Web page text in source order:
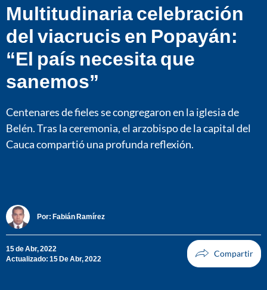
Multitudinaria celebración
del viacrucis en Popayán:
“El país necesita que
sanemos”
Centenares de fieles se congregaron en la iglesia de
Belén. Tras la ceremonia, el arzobispo de la capital del
Cauca compartió una profunda reflexión.
Por: Fabián Ramírez
15 de Abr, 2022
Actualizado: 15 De Abr, 2022